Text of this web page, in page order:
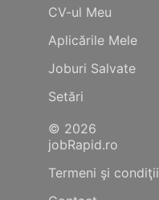
CV-ul Meu
Aplicările Mele
Joburi Salvate
Setări
© 2026
jobRapid.ro
Termeni şi condiţii